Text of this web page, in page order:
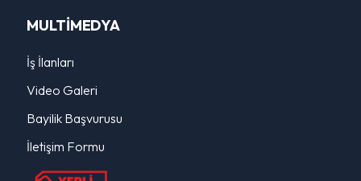
MULTİMEDYA
İş İlanları
Video Galeri
Bayilik Başvurusu
İletişim Formu